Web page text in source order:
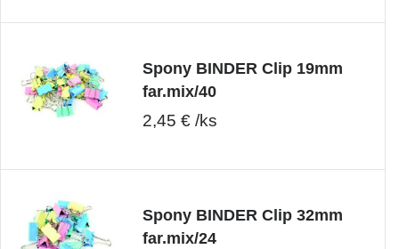
Spony BINDER Clip 19mm
far.mix/40
2,45 € /ks
Spony BINDER Clip 32mm
far.mix/24